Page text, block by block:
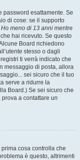
password esattamente. Se
di cose: se il supporto
Ho meno di 13 anni mentre
hai ricevuto. Se questo
Board richiedono
stesso o dagli
ti verrà indicato che
messaggio di posta, allora
sei sicuro che il tuo
serve a ridurre la
Board.) Se sei sicuro che
prova a contattare un
cosa controlla che
è questo, altrimenti